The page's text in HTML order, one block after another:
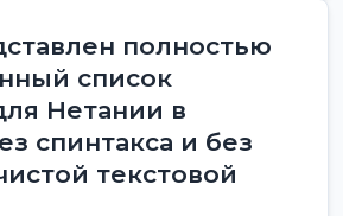
полностью
список
Нетании в
спинтакса и без
текстовой